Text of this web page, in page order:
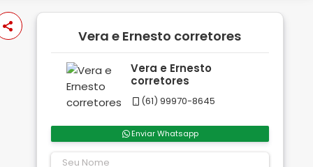
Vera e Ernesto corretores
Vera e Ernesto
corretores
(61) 99970-8645
Enviar Whatsapp